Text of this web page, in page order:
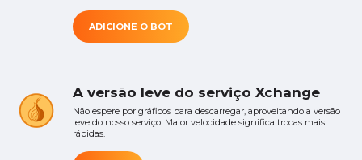
ADICIONE O BOT
A versão leve do serviço Xchange
Não espere por gráficos para descarregar, aproveitando a versão
leve do nosso serviço. Maior velocidade significa trocas mais
rápidas.